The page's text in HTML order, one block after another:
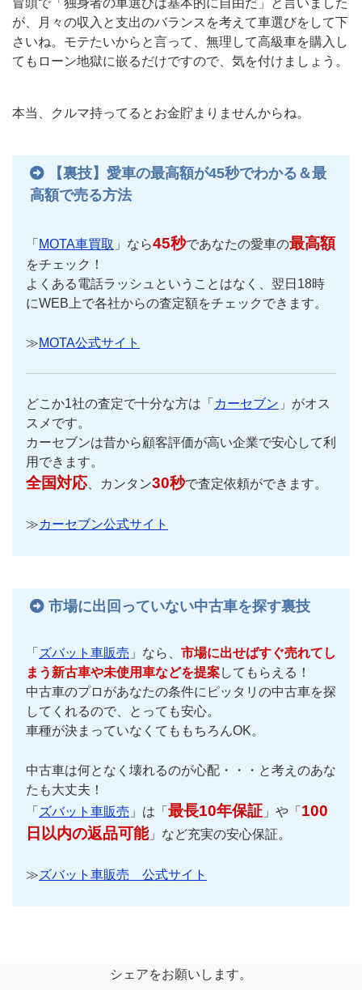
冒頭で「独身者の車選びは基本的に自由だ」と言いました
が、月々の収入と支出のバランスを考えて車選びをして下
さいね。モテたいからと言って、無理して高級車を購入し
てもローン地獄に嵌るだけですので、気を付けましょう。
本当、クルマ持ってるとお金貯まりませんからね。
【裏技】愛車の最高額が45秒でわかる＆最
高額で売る方法
「 MOTA車買取 」なら45秒であなたの愛車の最高額
をチェック！
よくある電話ラッシュということはなく、翌日18時
にWEB上で各社からの査定額をチェックできます。
≫MOTA公式サイト
どこか1社の査定で十分な方は「 カーセブン 」がオス
スメです。
カーセブンは昔から顧客評価が高い企業で安心して利
用できます。
全国対応、カンタン30秒で査定依頼ができます。
≫カーセブン公式サイト
市場に出回っていない中古車を探す裏技
「 ズバット車販売 」なら、 市場に出せばすぐ売れてし
まう新古車や未使用車などを提案してもらえる！
中古車のプロがあなたの条件にピッタリの中古車を探
してくれるので、とっても安心。
車種が決まっていなくてももちろんOK。
中古車は何となく壊れるのが心配・・・と考えのあな
たも大丈夫！
「 ズバット車販売 」は「 最長10年保証 」や「 100
日以内の返品可能」など充実の安心保証。
≫ズバット車販売 公式サイト
シェアをお願いします。